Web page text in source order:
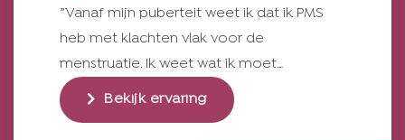
”Vanaf mijn puberteit weet ik dat ik PMS
heb met klachten vlak voor de
menstruatie. Ik weet wat ik moet…
Bekijk ervaring